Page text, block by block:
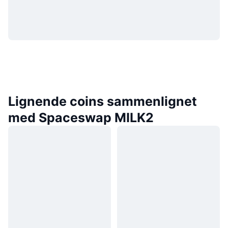
Lignende coins sammenlignet
med Spaceswap MILK2